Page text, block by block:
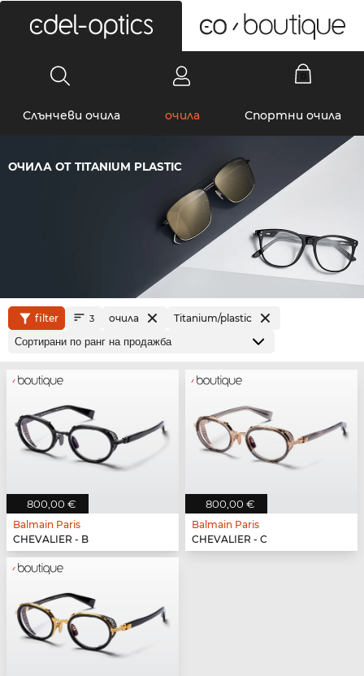
Слънчеви очила очила Спортни очила
ОЧИЛА ОТ TITANIUM PLASTIC
filter 3 очила Titanium/plastic
800,00 €
Balmain Paris
CHEVALIER - B
800,00 €
Balmain Paris
CHEVALIER - C